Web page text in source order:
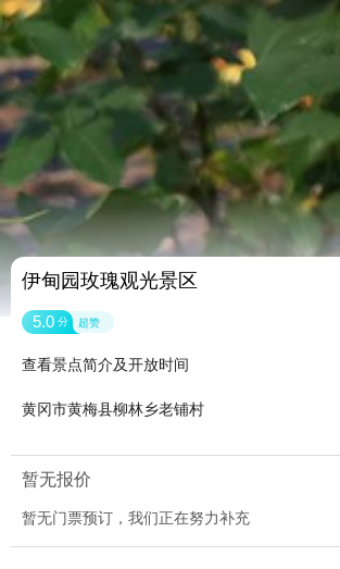
伊甸园玫瑰观光景区
5.0 分 超赞
查看景点简介及开放时间
黄冈市黄梅县柳林乡老铺村
暂无报价
暂无门票预订，我们正在努力补充